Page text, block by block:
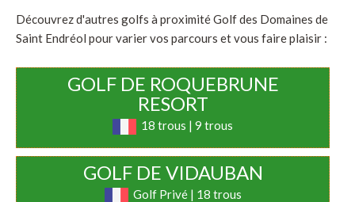
Découvrez d'autres golfs à proximité Golf des Domaines de
Saint Endréol pour varier vos parcours et vous faire plaisir :
GOLF DE ROQUEBRUNE
RESORT
18 trous | 9 trous
GOLF DE VIDAUBAN
Golf Privé | 18 trous